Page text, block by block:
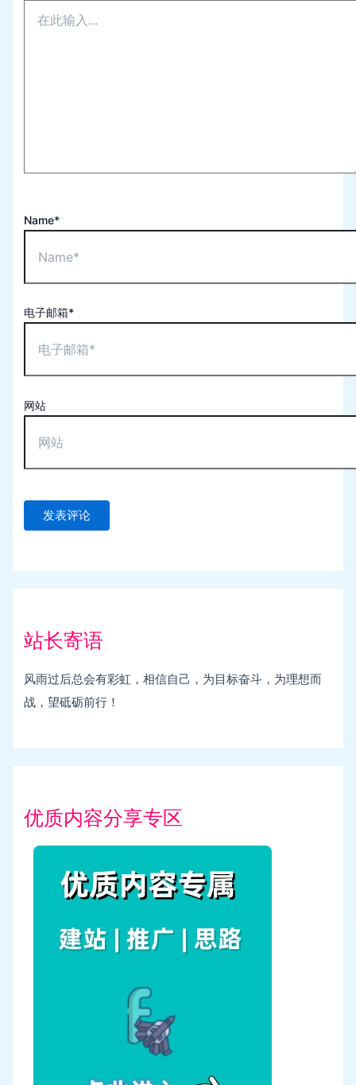
Name*
电子邮箱*
网站
站长寄语
风雨过后总会有彩虹，相信自己，为目标奋斗，为理想而
战，望砥砺前行！
优质内容分享专区